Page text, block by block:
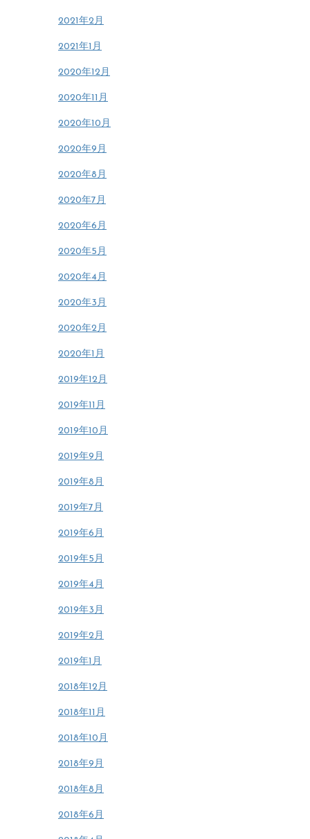
2021年2月
2021年1月
2020年12月
2020年11月
2020年10月
2020年9月
2020年8月
2020年7月
2020年6月
2020年5月
2020年4月
2020年3月
2020年2月
2020年1月
2019年12月
2019年11月
2019年10月
2019年9月
2019年8月
2019年7月
2019年6月
2019年5月
2019年4月
2019年3月
2019年2月
2019年1月
2018年12月
2018年11月
2018年10月
2018年9月
2018年8月
2018年6月